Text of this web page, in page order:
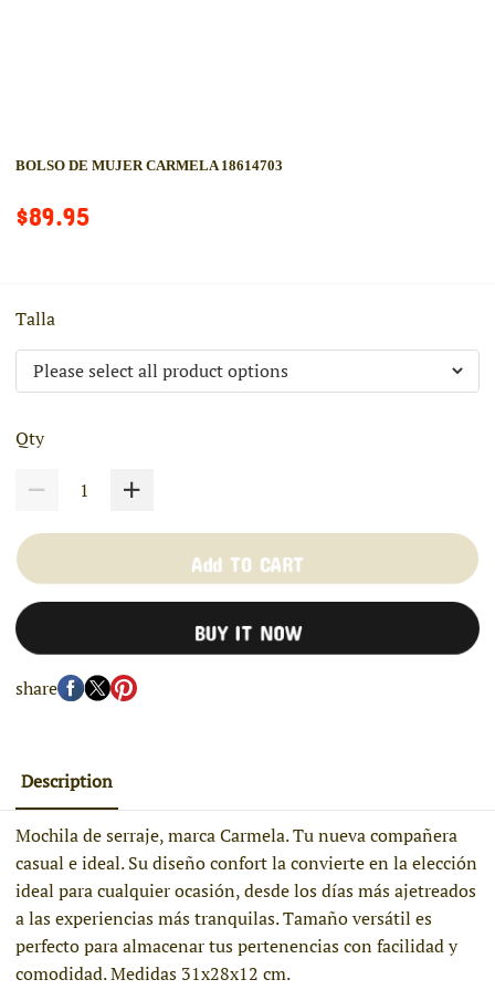
BOLSO DE MUJER CARMELA 18614703
$89.95
Talla
Qty
Add TO CART
BUY IT NOW
share
Description
Mochila de serraje, marca Carmela. Tu nueva compañera
casual e ideal. Su diseño confort la convierte en la elección
ideal para cualquier ocasión, desde los días más ajetreados
a las experiencias más tranquilas. Tamaño versátil es
perfecto para almacenar tus pertenencias con facilidad y
comodidad. Medidas 31x28x12 cm.